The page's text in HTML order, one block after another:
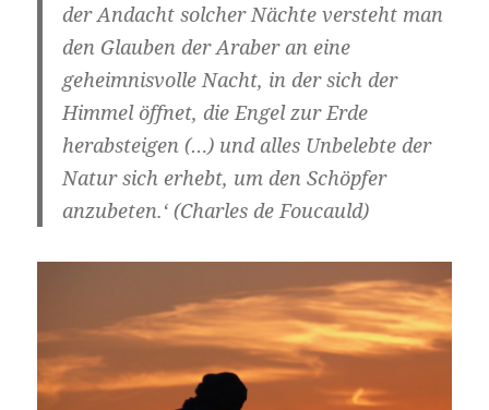
der Andacht solcher Nächte versteht man
den Glauben der Araber an eine
geheimnisvolle Nacht, in der sich der
Himmel öffnet, die Engel zur Erde
herabsteigen (…) und alles Unbelebte der
Natur sich erhebt, um den Schöpfer
anzubeten.‘ (Charles de Foucauld)